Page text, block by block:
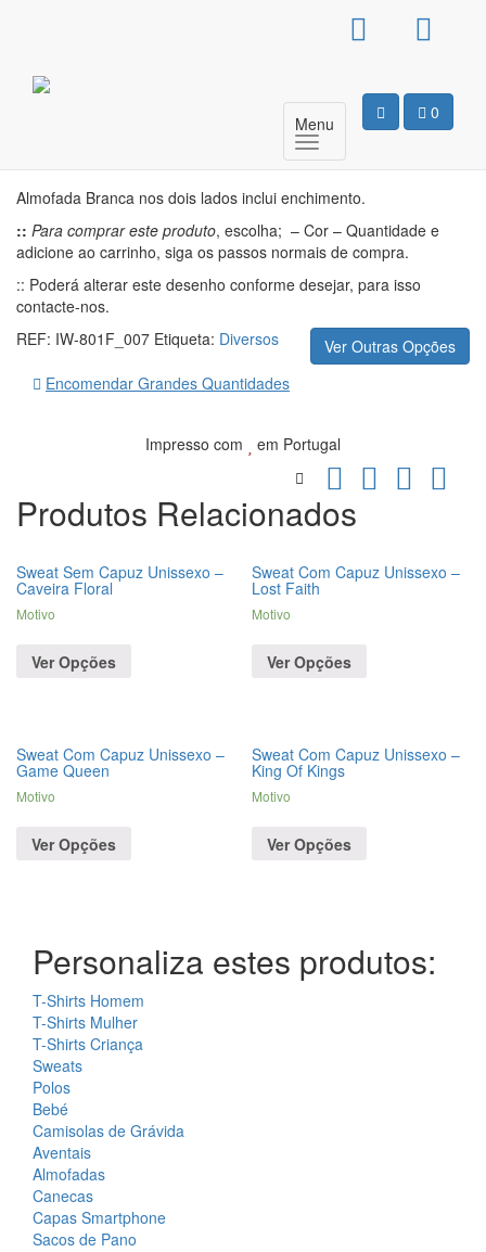
0
Menu
Almofada Simples –
Almofada Branca nos dois lados inclui enchimento.
:: Para comprar este produto, escolha; – Cor – Quantidade e
adicione ao carrinho, siga os passos normais de compra.
:: Poderá alterar este desenho conforme desejar, para isso
contacte-nos.
Ver Outras Opções
REF: IW-801F_007 Etiqueta: Diversos
Encomendar Grandes Quantidades
Impresso com em Portugal
Produtos Relacionados
Sweat Sem Capuz Unissexo –
Caveira Floral
Motivo
Ver Opções
Sweat Com Capuz Unissexo –
Lost Faith
Motivo
Ver Opções
Sweat Com Capuz Unissexo –
Game Queen
Motivo
Ver Opções
Sweat Com Capuz Unissexo –
King Of Kings
Motivo
Ver Opções
Personaliza estes produtos:
T-Shirts Homem
T-Shirts Mulher
T-Shirts Criança
Sweats
Polos
Bebé
Camisolas de Grávida
Aventais
Almofadas
Canecas
Capas Smartphone
Sacos de Pano